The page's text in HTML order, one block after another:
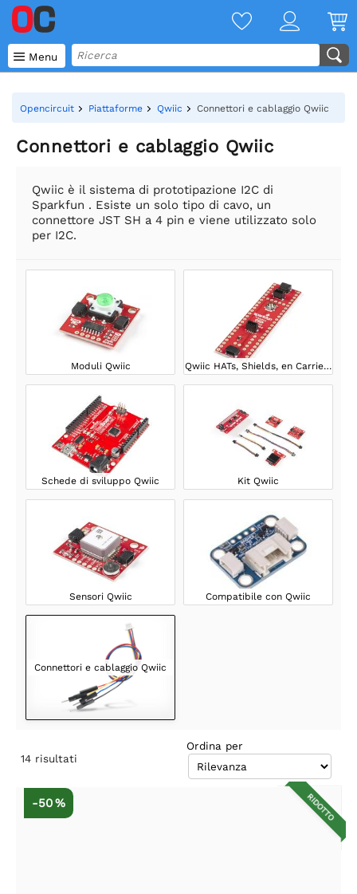
 Menu
Opencircuit Piattaforme Qwiic Connettori e cablaggio Qwiic
Connettori e cablaggio Qwiic
Qwiic è il sistema di prototipazione I2C di
Sparkfun . Esiste un solo tipo di cavo, un
connettore JST SH a 4 pin e viene utilizzato solo
per I2C.
Moduli Qwiic Qwiic HATs, Shields, en Carrier Boards
Schede di sviluppo Qwiic Kit Qwiic
Sensori Qwiic Compatibile con Qwiic
Connettori e cablaggio Qwiic
14 risultati
Ordina per
RIDOTTO
-50 %